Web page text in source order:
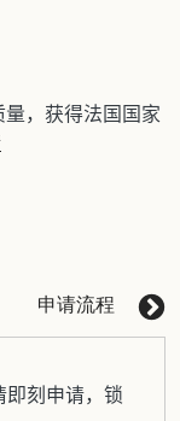
，获得法国国家
申请流程
刻申请，锁